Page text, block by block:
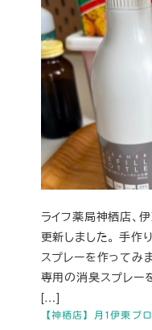
【神栖店】月1伊東ブ
ライフ薬局神栖店、
更新しました。 手作
スプレーを作ってみ
専用の消臭スプレ
[…]